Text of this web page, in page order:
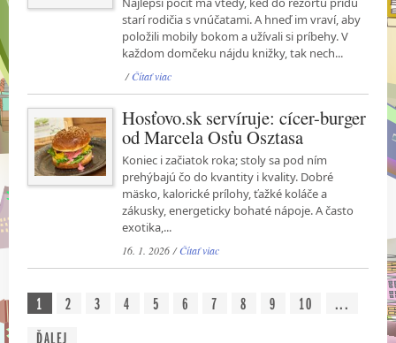
starí rodičia s vnúčatami. A hneď im vraví, aby
položili mobily bokom a užívali si príbehy. V
každom domčeku nájdu knižky, tak nech...
/Čítať viac
Hosťovo.sk servíruje: cícer-burger
od Marcela Osťu Osztasa
Koniec i začiatok roka; stoly sa pod ním
prehýbajú čo do kvantity i kvality. Dobré
mäsko, kalorické prílohy, ťažké koláče a
zákusky, energeticky bohaté nápoje. A často
exotika,...
16. 1. 2026 /Čítať viac
1 2 3 4 5 6 7 8 9 10
...
ĎALEJ